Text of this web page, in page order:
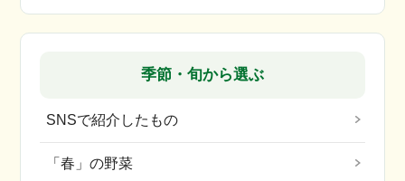
季節・旬から選ぶ
SNSで紹介したもの
「春」の野菜